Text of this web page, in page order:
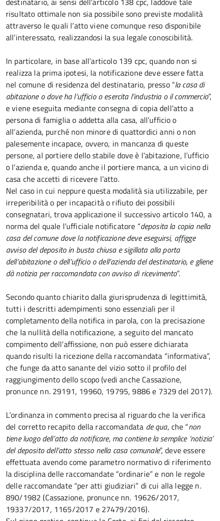
risultato ottimale non sia possibile sono previste modalità
attraverso le quali l’atto viene comunque reso disponibile
all’interessato, realizzandosi la sua legale conoscibilità.
In particolare, in base all’articolo 139 cpc, quando non si
realizza la prima ipotesi, la notificazione deve essere fatta
nel comune di residenza del destinatario, presso “la casa di
abitazione o dove ha l’ufficio o esercita l’industria o il commercio”,
e viene eseguita mediante consegna di copia dell’atto a
persona di famiglia o addetta alla casa, all’ufficio o
all’azienda, purché non minore di quattordici anni o non
palesemente incapace, ovvero, in mancanza di queste
persone, al portiere dello stabile dove è l’abitazione, l’ufficio
o l’azienda e, quando anche il portiere manca, a un vicino di
casa che accetti di ricevere l’atto.
Nel caso in cui neppure questa modalità sia utilizzabile, per
irreperibilità o per incapacità o rifiuto dei possibili
consegnatari, trova applicazione il successivo articolo 140, a
norma del quale l’ufficiale notificatore “deposita la copia nella
casa del comune dove la notificazione deve eseguirsi, affigge
avviso del deposito in busta chiusa e sigillata alla porta
dell’abitazione o dell’ufficio o dell’azienda del destinatario, e gliene
dà notizia per raccomandata con avviso di ricevimento”.
Secondo quanto chiarito dalla giurisprudenza di legittimità,
tutti i descritti adempimenti sono essenziali per il
completamento della notifica in parola, con la precisazione
che la nullità della notificazione, a seguito del mancato
compimento dell’affissione, non può essere dichiarata
quando risulti la ricezione della raccomandata “informativa”,
che funge da atto sanante del vizio sotto il profilo del
raggiungimento dello scopo (vedi anche Cassazione,
pronunce nn. 29191, 19960, 19795, 9886 e 7329 del 2017).
L’ordinanza in commento precisa al riguardo che la verifica
del corretto recapito della raccomandata de qua, che “non
tiene luogo dell’atto da notificare, ma contiene la semplice ‘notizia’
del deposito dell’atto stesso nella casa comunale”, deve essere
effettuata avendo come parametro normativo di riferimento
la disciplina delle raccomandate “ordinarie” e non le regole
delle raccomandate “per atti giudiziari” di cui alla legge n.
890/1982 (Cassazione, pronunce nn. 19626/2017,
19337/2017, 1165/2017 e 27479/2016).